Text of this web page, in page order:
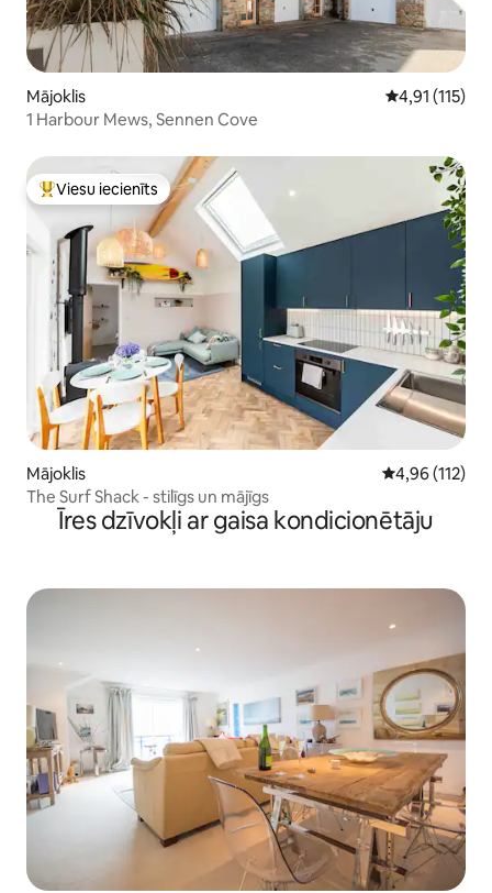
Mājoklis Vidējais
4,91 (115)
1 Harbour Mews, Sennen Cove
Populārs viesu iecienīts mājoklis
Viesu iecienīts
Mājoklis Vidējais
4,96 (112)
The Surf Shack - stilīgs un mājīgs
Īres dzīvokļi ar gaisa kondicionētāju